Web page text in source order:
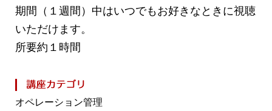
期間（１週間）中はいつでもお好きなときに視聴
いただけます。
所要約１時間
オペレーション管理